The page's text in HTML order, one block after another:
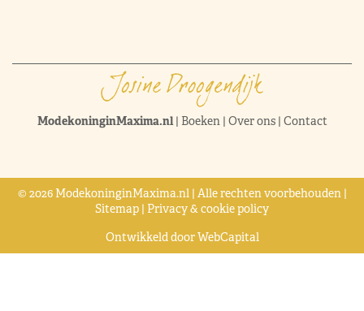
ModekoninginMaxima.nl| Boeken | Over ons| Contact
© 2026 ModekoninginMaxima.nl | Alle rechten voorbehouden |
Sitemap | Privacy & cookie policy
Ontwikkeld doorWebCapital